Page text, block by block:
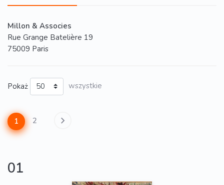
Millon & Associes
Rue Grange Batelière 19
75009 Paris
Pokaż wszystkie
1 2
01